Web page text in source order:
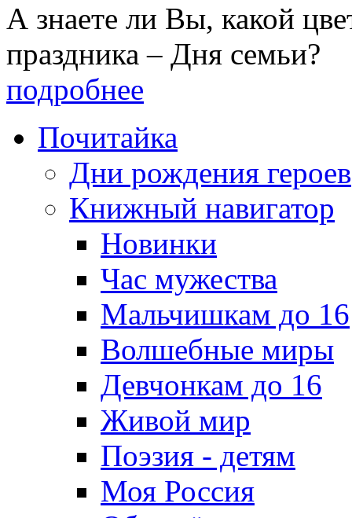
А знаете ли Вы, какой
праздника – Дня семьи?
подробнее
Почитайка
Дни рождения героев
Книжный навигатор
Новинки
Час мужества
Мальчишкам до 16
Волшебные миры
Девчонкам до 16
Живой мир
Поэзия - детям
Моя Россия